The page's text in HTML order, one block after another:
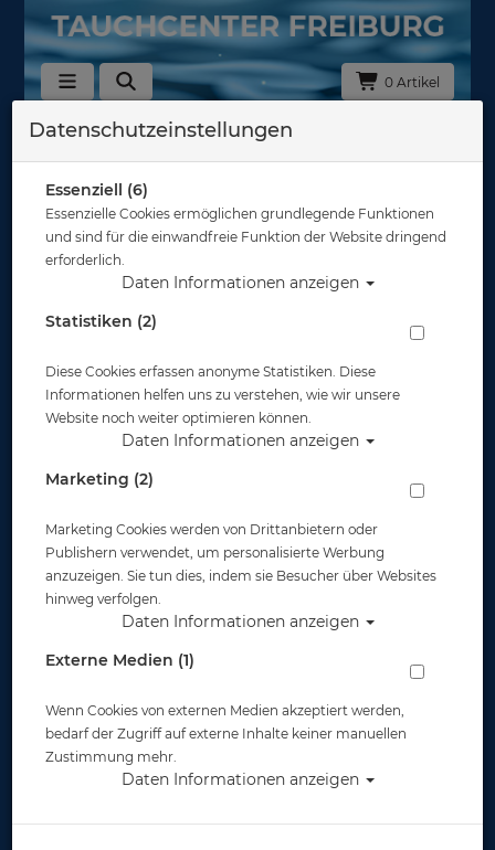
0 Artikel
Datenschutzeinstellungen
Essenziell (6)
Essenzielle Cookies ermöglichen grundlegende Funktionen
und sind für die einwandfreie Funktion der Website dringend
erforderlich.
Daten Informationen anzeigen
Statistiken (2)
Diese Cookies erfassen anonyme Statistiken. Diese
Informationen helfen uns zu verstehen, wie wir unsere
Website noch weiter optimieren können.
Daten Informationen anzeigen
Marketing (2)
Marketing Cookies werden von Drittanbietern oder
Publishern verwendet, um personalisierte Werbung
anzuzeigen. Sie tun dies, indem sie Besucher über Websites
hinweg verfolgen.
Daten Informationen anzeigen
Externe Medien (1)
Wenn Cookies von externen Medien akzeptiert werden,
bedarf der Zugriff auf externe Inhalte keiner manuellen
Zustimmung mehr.
Daten Informationen anzeigen